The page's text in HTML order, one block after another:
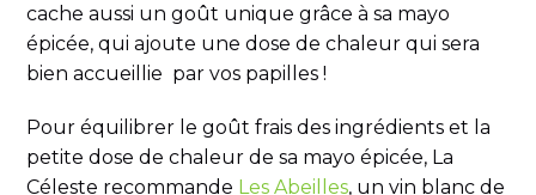
cache aussi un goût unique grâce à sa mayo
épicée, qui ajoute une dose de chaleur qui sera
bien accueillie par vos papilles !
Pour équilibrer le goût frais des ingrédients et la
petite dose de chaleur de sa mayo épicée, La
Céleste recommande Les Abeilles, un vin blanc de